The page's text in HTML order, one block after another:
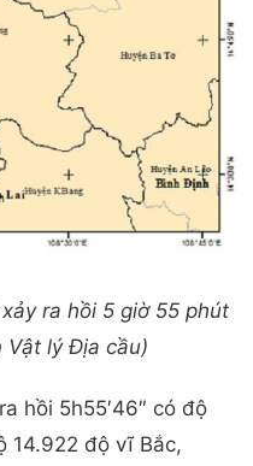
ra hồi 5 giờ 55 phút
Vật lý Địa cầu)
hồi 5h55′46″ có độ
14.922 độ vĩ Bắc,